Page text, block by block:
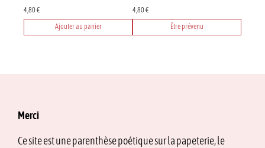
4,80€
Ajouter au panier
4,80€
Être prévenu
Merci
Ce site est une parenthèse poétique sur la papeterie, le